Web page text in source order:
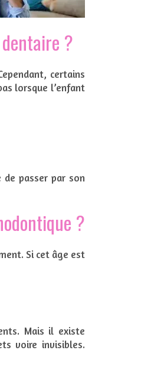
?
certains
lorsque l’enfant
passer par son
?
Si cet âge est
Mais il existe
voire invisibles.